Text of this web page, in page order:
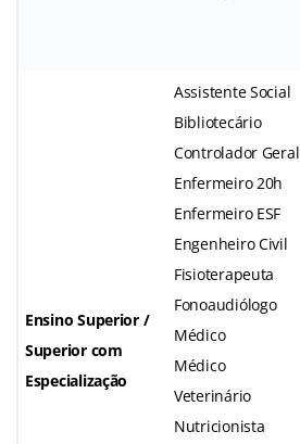
Ensino Superior /
Superior com
Especialização
Assistente Social
Bibliotecário
Controlador Geral
Enfermeiro 20h
Enfermeiro ESF
Engenheiro Civil
Fisioterapeuta
Fonoaudiólogo
Médico
Médico
Veterinário
Nutricionista